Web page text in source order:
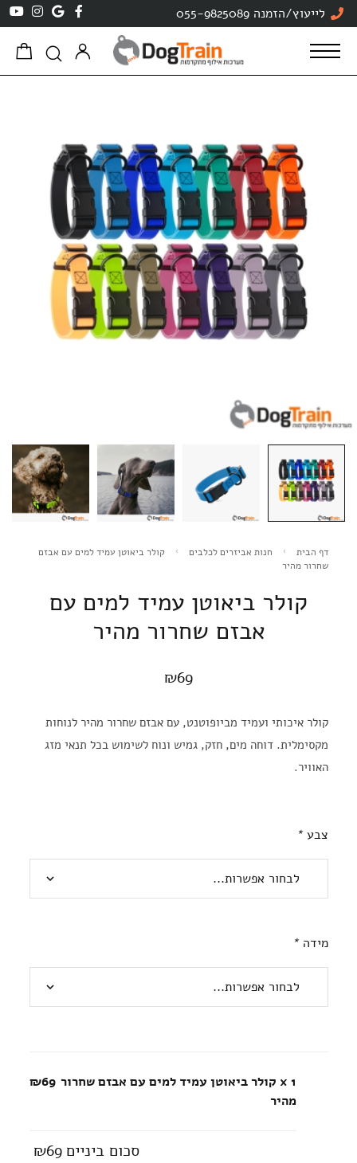
לייעוץ/הזמנה 055-9825089
דף הבית חנות אביזרים לכלבים
קולר ביאוטן עמיד למים עם אבזם
שחרור מהיר
קולר ביאוטן עמיד למים עם
אבזם שחרור מהיר
₪69
קולר איכותי ועמיד מביופוטנט, עם אבזם שחרור מהיר לנוחות
מקסימלית. דוחה מים, חזק, גמיש ונוח לשימוש בכל תנאי מזג
האוויר.
צבע*
מידה*
x 1 קולר ביאוטן עמיד למים עם אבזם שחרור
מהיר
₪69
סכום ביניים ₪69